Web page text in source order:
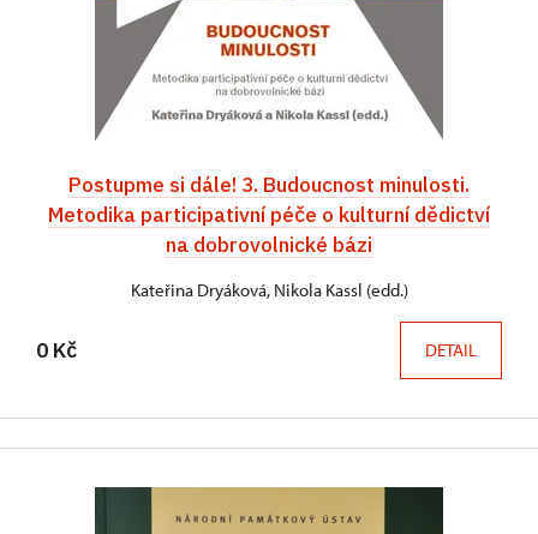
Postupme si dále! 3. Budoucnost minulosti.
Metodika participativní péče o kulturní dědictví
na dobrovolnické bázi
Kateřina Dryáková, Nikola Kassl (edd.)
0 Kč DETAIL